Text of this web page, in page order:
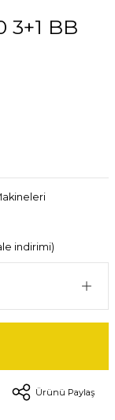
3+1 BB
indirimi)
Ürünü Paylaş